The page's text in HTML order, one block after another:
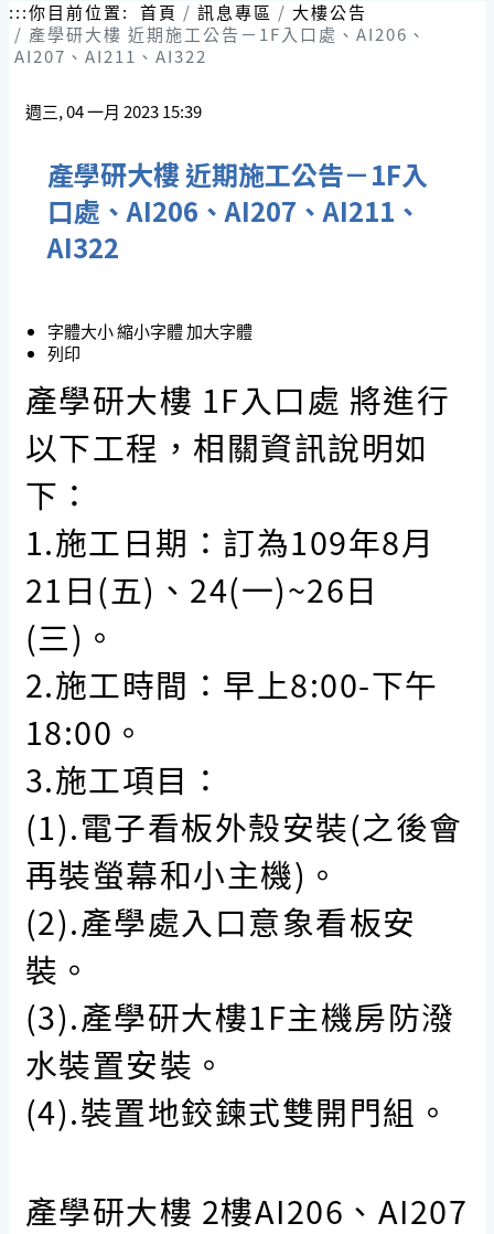
跳:::你目前位置: 首頁 訊息專區
大樓公告
產學研大樓 近期施工公告－1F入口處、AI206、
AI207、AI211、AI322
週三, 04 一月 2023 15:39
產學研大樓 近期施工公告－1F入
口處、AI206、AI207、AI211、
AI322
字體大小縮小字體加大字體
列印
產學研大樓 1F入口處 將進行
以下工程，相關資訊說明如
下：
1.施工日期：訂為109年8月
21日(五)、24(一)~26日
(三)。
2.施工時間：早上8:00-下午
18:00。
3.施工項目：
(1).電子看板外殼安裝(之後會
再裝螢幕和小主機)。
(2).產學處入口意象看板安
裝。
(3).產學研大樓1F主機房防潑
水裝置安裝。
(4).裝置地鉸鍊式雙開門組。
產學研大樓 2樓AI206、AI207